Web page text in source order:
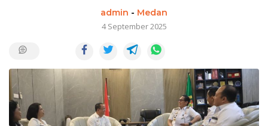
admin - Medan
4 September 2025